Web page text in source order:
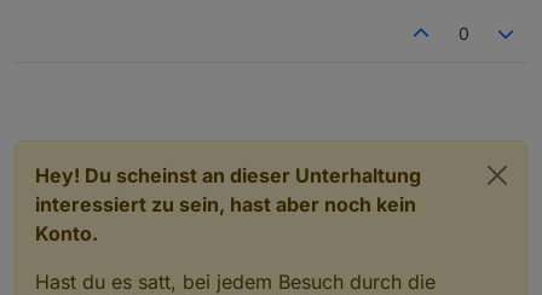
0
Hey! Du scheinst an dieser Unterhaltung
interessiert zu sein, hast aber noch kein
Konto.
Hast du es satt, bei jedem Besuch durch die